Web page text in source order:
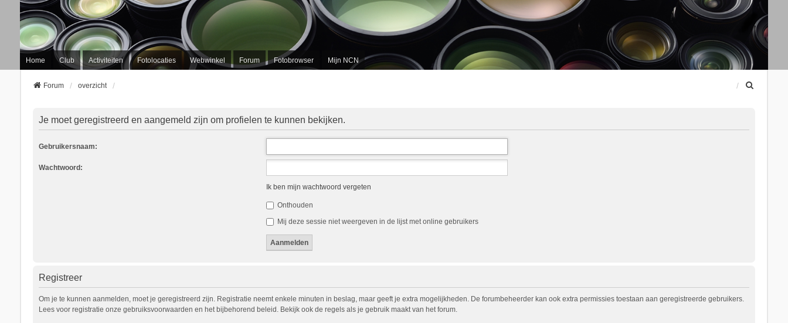
Home Club Activiteiten Fotolocaties Webwinkel Forum Fotobrowser Mijn NCN
Forum overzicht
Je moet geregistreerd en aangemeld zijn om profielen te kunnen bekijken.
Gebruikersnaam:
Wachtwoord:
Ik ben mijn wachtwoord vergeten
Onthouden
Mij deze sessie niet weergeven in de lijst met online gebruikers
Registreer
Om je te kunnen aanmelden, moet je geregistreerd zijn. Registratie neemt enkele minuten in beslag, maar geeft je extra mogelijkheden. De forumbeheerder kan ook extra permissies toestaan aan geregistreerde gebruikers.
Lees voor registratie onze gebruiksvoorwaarden en het bijbehorend beleid. Bekijk ook de regels als je gebruik maakt van het forum.